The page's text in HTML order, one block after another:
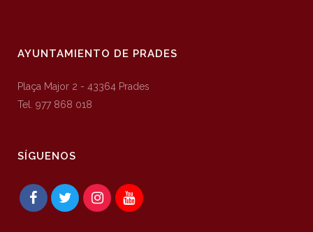
AYUNTAMIENTO DE PRADES
Plaça Major 2 - 43364 Prades
Tel. 977 868 018
SÍGUENOS